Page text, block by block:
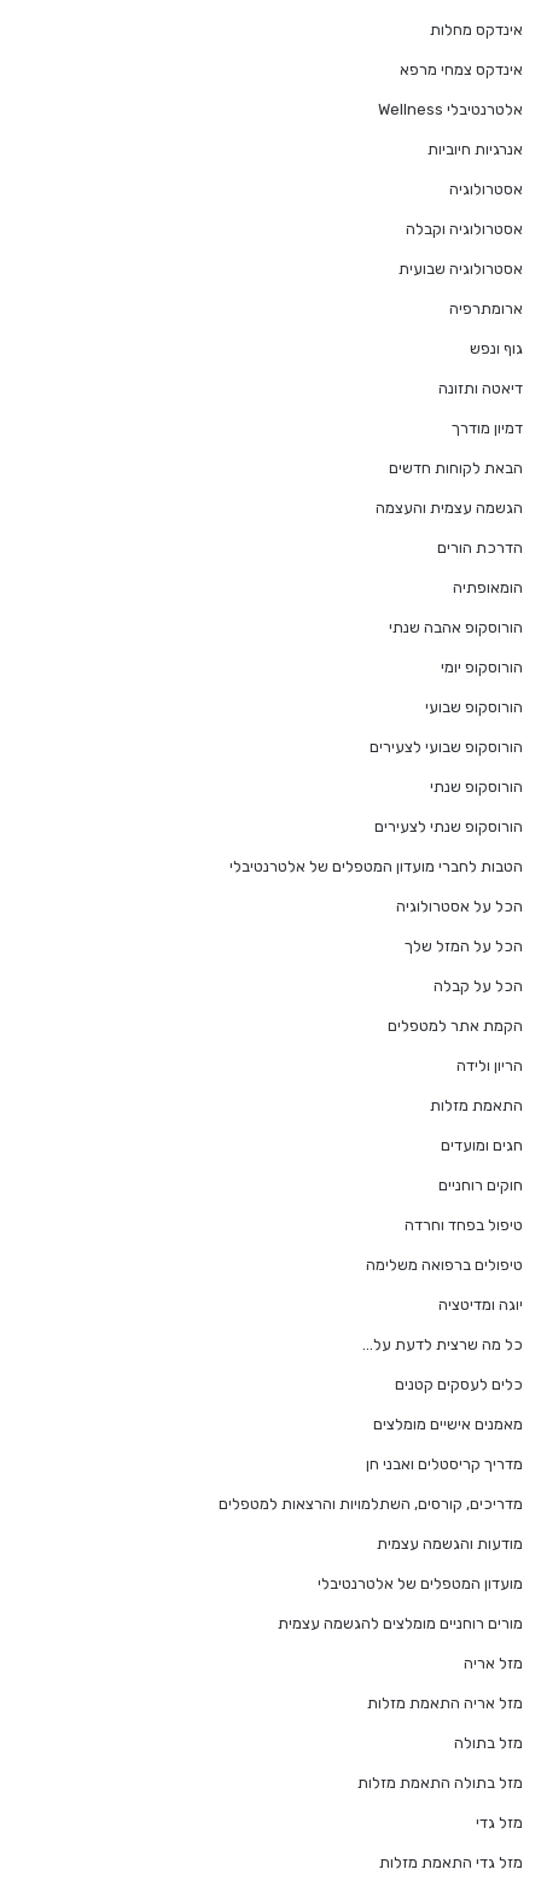
אינדקס מחלות
אינדקס צמחי מרפא
אלטרנטיבלי Wellness
אנרגיות חיוביות
אסטרולוגיה
אסטרולוגיה וקבלה
אסטרולוגיה שבועית
ארומתרפיה
גוף ונפש
דיאטה ותזונה
דמיון מודרך
הבאת לקוחות חדשים
הגשמה עצמית והעצמה
הדרכת הורים
הומאופתיה
הורוסקופ אהבה שנתי
הורוסקופ יומי
הורוסקופ שבועי
הורוסקופ שבועי לצעירים
הורוסקופ שנתי
הורוסקופ שנתי לצעירים
הטבות לחברי מועדון המטפלים של אלטרנטיבלי
הכל על אסטרולוגיה
הכל על המזל שלך
הכל על קבלה
הקמת אתר למטפלים
הריון ולידה
התאמת מזלות
חגים ומועדים
חוקים רוחניים
טיפול בפחד וחרדה
טיפולים ברפואה משלימה
יוגה ומדיטציה
כל מה שרצית לדעת על…
כלים לעסקים קטנים
מאמנים אישיים מומלצים
מדריך קריסטלים ואבני חן
מדריכים, קורסים, השתלמויות והרצאות למטפלים
מודעות והגשמה עצמית
מועדון המטפלים של אלטרנטיבלי
מורים רוחניים מומלצים להגשמה עצמית
מזל אריה
מזל אריה התאמת מזלות
מזל בתולה
מזל בתולה התאמת מזלות
מזל גדי
מזל גדי התאמת מזלות